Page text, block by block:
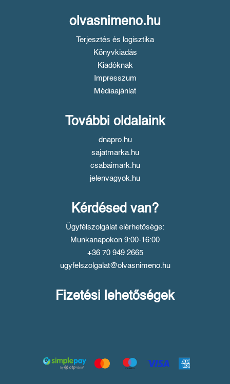
olvasnimeno.hu
Terjesztés és logisztika
Könyvkiadás
Kiadóknak
Impresszum
Médiaajánlat
További oldalaink
dnapro.hu
sajatmarka.hu
csabaimark.hu
jelenvagyok.hu
Kérdésed van?
Ügyfélszolgálat elérhetősége:
Munkanapokon 9:00-16:00
+36 70 949 2665
ugyfelszolgalat@olvasnimeno.hu
Fizetési lehetőségek